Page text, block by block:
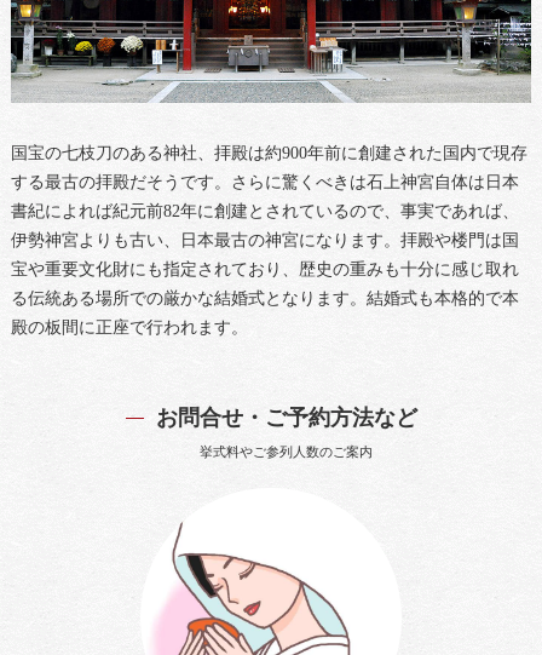
国宝の七枝刀のある神社、拝殿は約900年前に創建された国内で現存
する最古の拝殿だそうです。さらに驚くべきは石上神宮自体は日本
書紀によれば紀元前82年に創建とされているので、事実であれば、
伊勢神宮よりも古い、日本最古の神宮になります。拝殿や楼門は国
宝や重要文化財にも指定されており、歴史の重みも十分に感じ取れ
る伝統ある場所での厳かな結婚式となります。結婚式も本格的で本
殿の板間に正座で行われます。
お問合せ・ご予約方法など
挙式料やご参列人数のご案内